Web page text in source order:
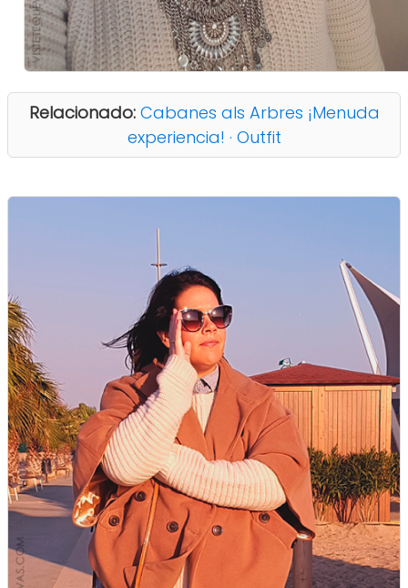
Relacionado: Cabanes als Arbres ¡Menuda
experiencia! · Outfit